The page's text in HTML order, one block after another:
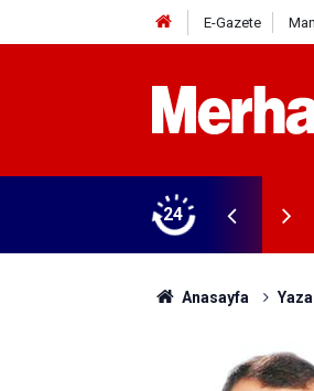
E-Gazete
24
Anasayfa